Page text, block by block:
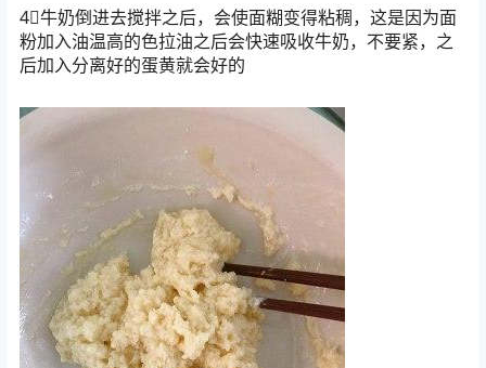
4⃣️牛奶倒进去搅拌之后，会使面糊变得粘稠，这是因为面
粉加入油温高的色拉油之后会快速吸收牛奶，不要紧，之
后加入分离好的蛋黄就会好的